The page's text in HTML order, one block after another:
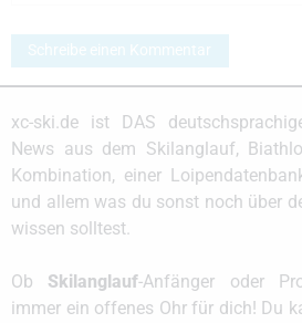
Schreibe einen Kommentar
xc-ski.de ist DAS
News aus dem Skilanglauf,
Kombination, einer
und allem was du sonst noch über
wissen solltest.
Ob Skilanglauf-Anfänger oder
immer ein offenes Ohr für dich! Du